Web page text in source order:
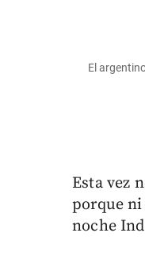
El
Esta vez
porque ni
noche